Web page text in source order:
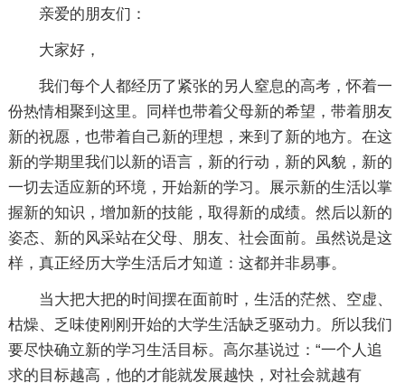
亲爱的朋友们：
大家好，
我们每个人都经历了紧张的另人窒息的高考，怀着一
份热情相聚到这里。同样也带着父母新的希望，带着朋友
新的祝愿，也带着自己新的理想，来到了新的地方。在这
新的学期里我们以新的语言，新的行动，新的风貌，新的
一切去适应新的环境，开始新的学习。展示新的生活以掌
握新的知识，增加新的技能，取得新的成绩。然后以新的
姿态、新的风采站在父母、朋友、社会面前。虽然说是这
样，真正经历大学生活后才知道：这都并非易事。
当大把大把的时间摆在面前时，生活的茫然、空虚、
枯燥、乏味使刚刚开始的大学生活缺乏驱动力。所以我们
要尽快确立新的学习生活目标。高尔基说过：“一个人追
求的目标越高，他的才能就发展越快，对社会就越有